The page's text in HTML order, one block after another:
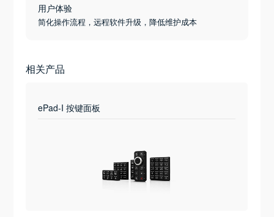
用户体验
简化操作流程，远程软件升级，降低维护成本
相关产品
ePad-I 按键面板